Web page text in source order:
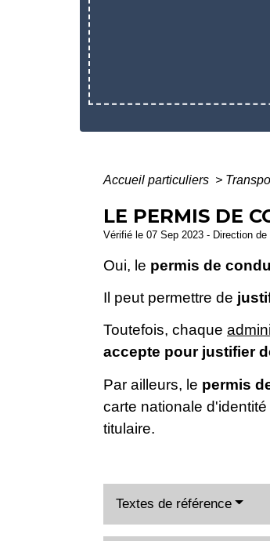
Accueil particuliers >
LE PERMIS DE
Vérifié le 07 Sep 2023 - Direction
Oui, le permis de
Il peut permettre de
Toutefois, chaque
accepte pour justifier
Par ailleurs, le permis
carte nationale
titulaire.
Textes de référence